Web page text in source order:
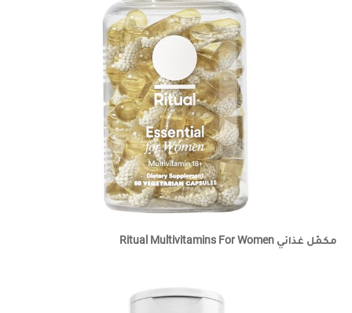
مكمّل غذائي Ritual Multivitamins For Women